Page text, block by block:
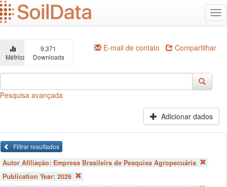
Ir
para
o
principal
Métricas
9,371
Downloads
E-mail de contato Compartilhar
Pesquisa avançada
Adicionar dados
Filtrar resultados
Autor Afiliação: Empresa Brasileira de Pesquisa Agropecuária
Publication Year: 2026